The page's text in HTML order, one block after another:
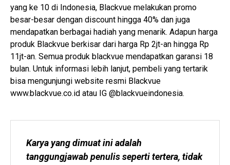
yang ke 10 di Indonesia, Blackvue melakukan promo
besar-besar dengan discount hingga 40% dan juga
mendapatkan berbagai hadiah yang menarik. Adapun harga
produk Blackvue berkisar dari harga Rp 2jt-an hingga Rp
11jt-an. Semua produk blackvue mendapatkan garansi 18
bulan. Untuk informasi lebih lanjut, pembeli yang tertarik
bisa mengunjungi website resmi Blackvue
www.blackvue.co.id atau IG @blackvueindonesia.
Karya yang dimuat ini adalah
tanggungjawab penulis seperti tertera, tidak